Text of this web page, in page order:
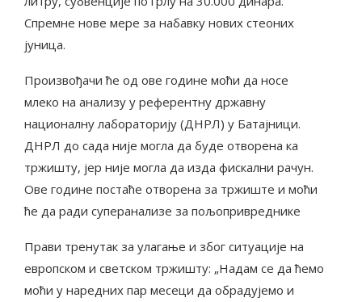
Спремне нове мере за набавку нових стеоних
јуница.
Произвођачи ће од ове године моћи да носе
млеко на анализу у референтну државну
националну лабораторију (ДНРЛ) у Батајници.
ДНРЛ до сада није могла да буде отворена ка
тржишту, јер није могла да изда фискални рачун.
Ове године постаће отворена за тржиште и моћи
ће да ради суперанализе за пољопривреднике
Прави тренутак за улагање и због ситуације на
европском и светском тржишту: „Надам се да ћемо
моћи у наредних пар месеци да обрадујемо и